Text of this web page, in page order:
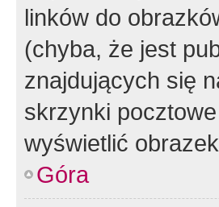
linków do
(chyba, że jest
znajdujących się
skrzynki
wyświetlić
Góra